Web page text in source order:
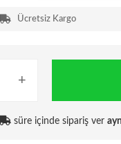
Ücretsiz Kargo
+
süre içinde sipariş ver